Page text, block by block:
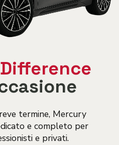
termine, Mercury
e completo per
e privati.